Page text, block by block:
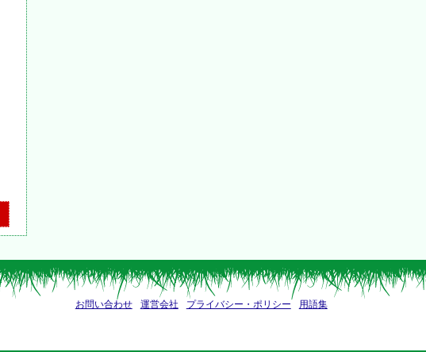
用語集
プライバシー・ポリシー
運営会社
お問い合わせ